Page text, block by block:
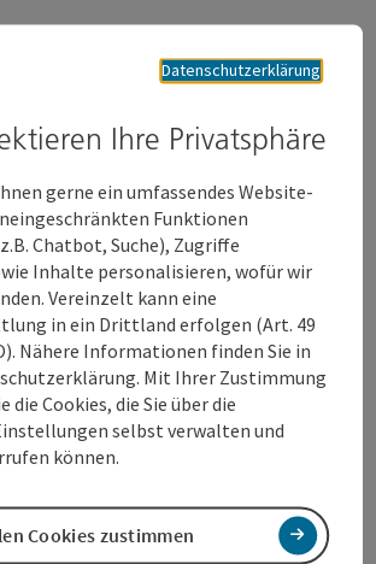
Attraktion. Der Nachtwächter, der
und mit Hellebarde, Horn und Laterne
im Schein der Laterne
abenteuerliche Geschichten von früher
die Zuhörer mit Sagen und Legenden in
Atmosphäre begeben sich die
Dunkelheit auf einen amüsanten
Stadtkern. Insgesamt sind fünf
jeder einzelne Nachtwächter hat
an Geschichten, dadurch sind die
und immer wieder spannend.
für die Rundgänge sind in der
Datenschutzerklärung
Ihre Privatsphäre
gerne ein umfassendes Website-
Funktionen
Chatbot, Suche), Zugriffe
Inhalte personalisieren, wofür wir
Vereinzelt kann eine
in ein Drittland erfolgen (Art. 49
Nähere Informationen finden Sie in
Mit Ihrer Zustimmung
die Cookies, die Sie über die
selbst verwalten und
können.
Cookies zustimmen